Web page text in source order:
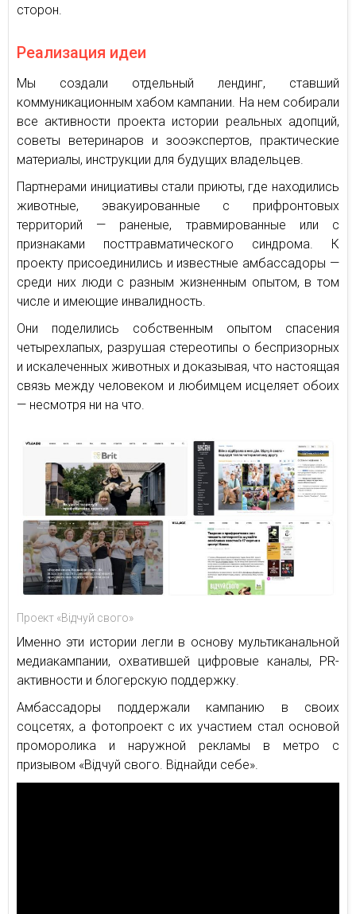
сторон.
Реализация идеи
Мы создали отдельный лендинг, ставший
коммуникационным хабом кампании. На нем собирали
все активности проекта истории реальных адопций,
советы ветеринаров и зооэкспертов, практические
материалы, инструкции для будущих владельцев.
Партнерами инициативы стали приюты, где находились
животные, эвакуированные с прифронтовых
территорий — раненые, травмированные или с
признаками посттравматического синдрома. К
проекту присоединились и известные амбассадоры —
среди них люди с разным жизненным опытом, в том
числе и имеющие инвалидность.
Они поделились собственным опытом спасения
четырехлапых, разрушая стереотипы о беспризорных
и искалеченных животных и доказывая, что настоящая
связь между человеком и любимцем исцеляет обоих
— несмотря ни на что.
Проект «Відчуй свого»
Именно эти истории легли в основу мультиканальной
медиакампании, охватившей цифровые каналы, PR-
активности и блогерскую поддержку.
Амбассадоры поддержали кампанию в своих
соцсетях, а фотопроект с их участием стал основой
проморолика и наружной рекламы в метро с
призывом «Відчуй свого. Віднайди себе».